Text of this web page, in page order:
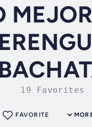
19 Favorites
FAVORITE